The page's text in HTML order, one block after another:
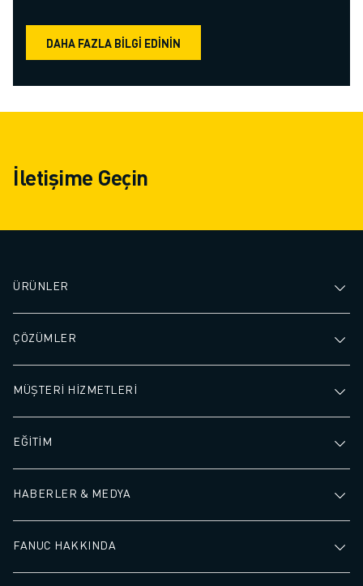
DAHA FAZLA BILGI EDININ
İletişime Geçin
ÜRÜNLER
ÇÖZÜMLER
MÜŞTERİ HİZMETLERİ
EĞİTİM
HABERLER & MEDYA
FANUC HAKKINDA